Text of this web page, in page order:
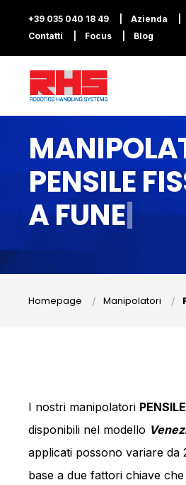
+39 035 040 18 49 Azienda
Contatti
Focus Blog
PENSILE
AFU|
Homepage Manipolatori
I nostri manipolatori
disponibili nel modello
applicati possono variare da
base a due fattori chiave